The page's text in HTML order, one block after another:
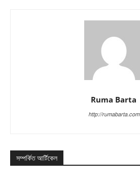
Ruma Barta
http://rumabarta.com
সম্পর্কিত আর্টিকেল